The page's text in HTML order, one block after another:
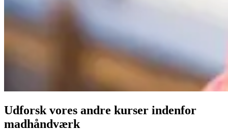
Udforsk vores andre kurser indenfor
madhåndværk